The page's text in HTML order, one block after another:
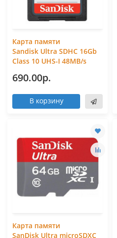
Карта памяти
Sandisk Ultra SDHC 16Gb
Class 10 UHS-I 48MB/s
690.00р.
В корзину
Карта памяти
SanDisk Ultra microSDXC